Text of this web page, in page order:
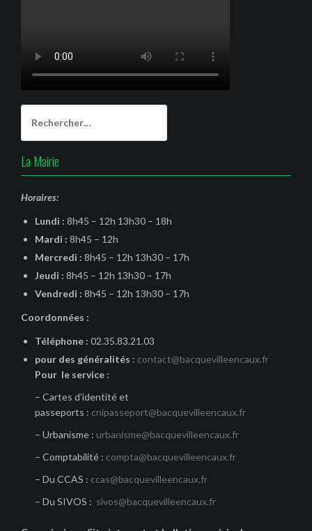
La Mairie
Horaires:
Lundi : 8h45 – 12h 13h30 – 18h
Mardi : 8h45 – 12h
Mercredi : 8h45 – 12h 13h30 – 17h
Jeudi : 8h45 – 12h 13h30 – 17h
Vendredi : 8h45 – 12h 13h30 – 17h
Coordonnées :
Téléphone : 02.35.83.21.03
pour des généralités : contact@bacquevilleencaux.fr
Pour le service :
– Cartes d’identité et
passeports : cnipasseport@bacquevilleencaux.fr
– Urbanisme : urbanisme@bacquevilleencaux.fr
– Comptabilité : compta@bacquevilleencaux.fr
– Du CCAS : ccas@bacquevilleencaux.fr
– Du SIVOS : sivos@bacquevilleencaux.fr